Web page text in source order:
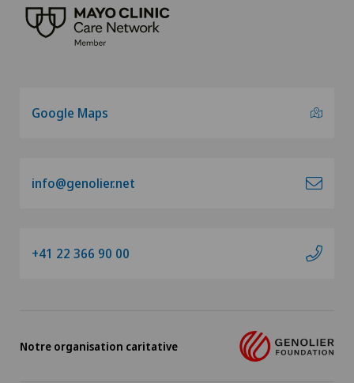
Echographie
Épaule gelée
Glaucome
Google Maps
info@genolier.net
+41 22 366 90 00
Notre organisation caritative